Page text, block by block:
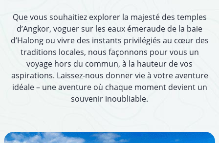
Que vous souhaitiez explorer la majesté des temples
d’Angkor, voguer sur les eaux émeraude de la baie
d’Halong ou vivre des instants privilégiés au cœur des
traditions locales, nous façonnons pour vous un
voyage hors du commun, à la hauteur de vos
aspirations. Laissez-nous donner vie à votre aventure
idéale – une aventure où chaque moment devient un
souvenir inoubliable.